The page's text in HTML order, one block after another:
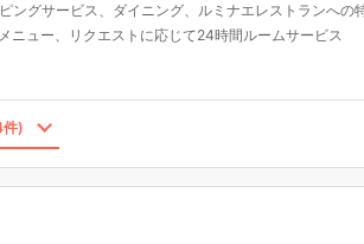
ングサービス、ダイニング、ルミナエレストランへの
ニュー、リクエストに応じて24時間ルームサービス
件)